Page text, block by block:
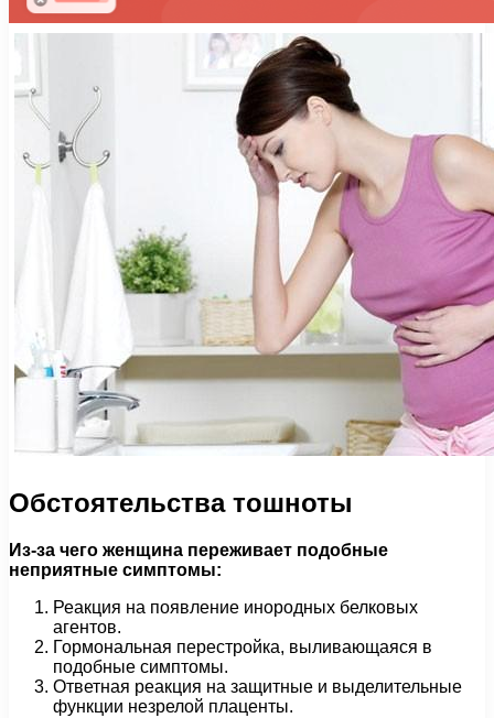
Обстоятельства тошноты
Из-за чего женщина переживает подобные
неприятные симптомы:
Реакция на появление инородных белковых
агентов.
Гормональная перестройка, выливающаяся в
подобные симптомы.
Ответная реакция на защитные и выделительные
функции незрелой плаценты.